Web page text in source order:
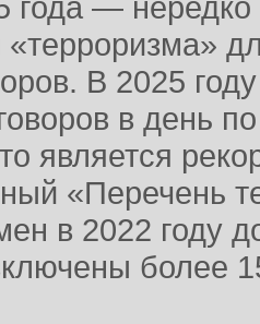
года —
«терроризма»
В 2025
в день
является
«Перечень
в 2022 году
более